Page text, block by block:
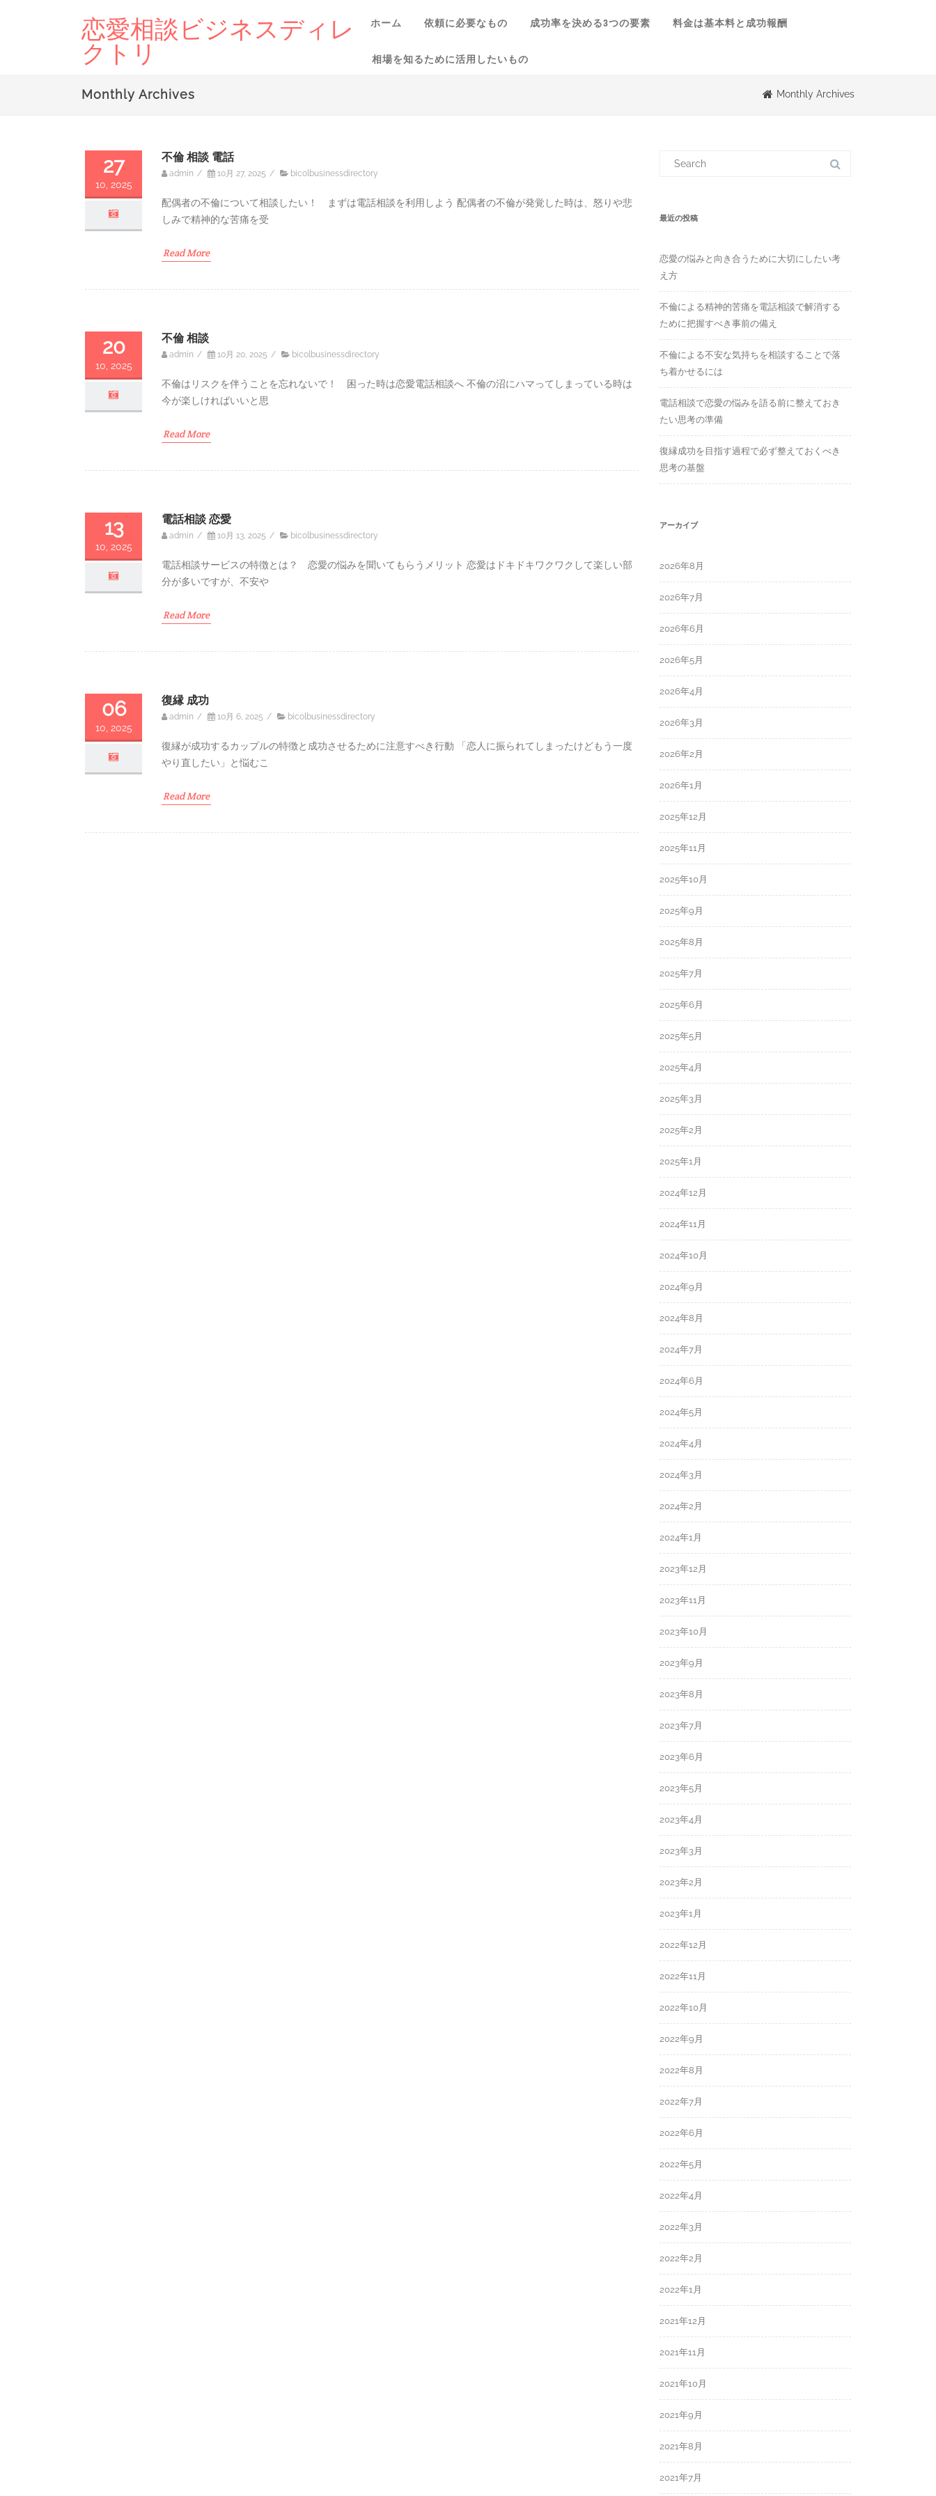
恋愛相談ビジネスディレ
クトリ
ホーム 依頼に必要なもの 成功率を決める3つの要素 料金は基本料と成功報酬
相場を知るために活用したいもの
Monthly Archives Monthly Archives
27
10, 2025
不倫 相談 電話
admin / 10月 27, 2025 / bicolbusinessdirectory
配偶者の不倫について相談したい！ まずは電話相談を利用しよう 配偶者の不倫が発覚した時は、怒りや悲
しみで精神的な苦痛を受
Read More
20
10, 2025
不倫 相談
admin / 10月 20, 2025 / bicolbusinessdirectory
不倫はリスクを伴うことを忘れないで！ 困った時は恋愛電話相談へ 不倫の沼にハマってしまっている時は
今が楽しければいいと思
Read More
13
10, 2025
電話相談 恋愛
admin / 10月 13, 2025 / bicolbusinessdirectory
電話相談サービスの特徴とは？ 恋愛の悩みを聞いてもらうメリット 恋愛はドキドキワクワクして楽しい部
分が多いですが、不安や
Read More
06
10, 2025
復縁 成功
admin / 10月 6, 2025 / bicolbusinessdirectory
復縁が成功するカップルの特徴と成功させるために注意すべき行動 「恋人に振られてしまったけどもう一度
やり直したい」と悩むこ
Read More
f
o
最近の投稿
恋愛の悩みと向き合うために大切にしたい考
え方
不倫による精神的苦痛を電話相談で解消する
ために把握すべき事前の備え
不倫による不安な気持ちを相談することで落
ち着かせるには
電話相談で恋愛の悩みを語る前に整えておき
たい思考の準備
復縁成功を目指す過程で必ず整えておくべき
思考の基盤
アーカイブ
2026年8月
2026年7月
2026年6月
2026年5月
2026年4月
2026年3月
2026年2月
2026年1月
2025年12月
2025年11月
2025年10月
2025年9月
2025年8月
2025年7月
2025年6月
2025年5月
2025年4月
2025年3月
2025年2月
2025年1月
2024年12月
2024年11月
2024年10月
2024年9月
2024年8月
2024年7月
2024年6月
2024年5月
2024年4月
2024年3月
2024年2月
2024年1月
2023年12月
2023年11月
2023年10月
2023年9月
2023年8月
2023年7月
2023年6月
2023年5月
2023年4月
2023年3月
2023年2月
2023年1月
2022年12月
2022年11月
2022年10月
2022年9月
2022年8月
2022年7月
2022年6月
2022年5月
2022年4月
2022年3月
2022年2月
2022年1月
2021年12月
2021年11月
2021年10月
2021年9月
2021年8月
2021年7月